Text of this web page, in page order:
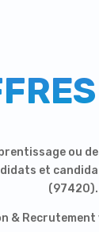
et
(97420).
&